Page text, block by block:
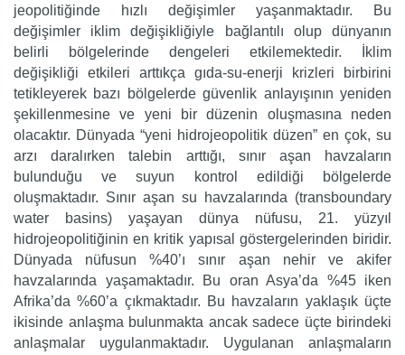
jeopolitiğinde hızlı değişimler yaşanmaktadır. Bu
değişimler iklim değişikliğiyle bağlantılı olup dünyanın
belirli bölgelerinde dengeleri etkilemektedir. İklim
değişikliği etkileri arttıkça gıda-su-enerji krizleri birbirini
tetikleyerek bazı bölgelerde güvenlik anlayışının yeniden
şekillenmesine ve yeni bir düzenin oluşmasına neden
olacaktır. Dünyada “yeni hidrojeopolitik düzen” en çok, su
arzı daralırken talebin arttığı, sınır aşan havzaların
bulunduğu ve suyun kontrol edildiği bölgelerde
oluşmaktadır. Sınır aşan su havzalarında (transboundary
water basins) yaşayan dünya nüfusu, 21. yüzyıl
hidrojeopolitiğinin en kritik yapısal göstergelerinden biridir.
Dünyada nüfusun %40’ı sınır aşan nehir ve akifer
havzalarında yaşamaktadır. Bu oran Asya’da %45 iken
Afrika’da %60’a çıkmaktadır. Bu havzaların yaklaşık üçte
ikisinde anlaşma bulunmakta ancak sadece üçte birindeki
anlaşmalar uygulanmaktadır. Uygulanan anlaşmaların